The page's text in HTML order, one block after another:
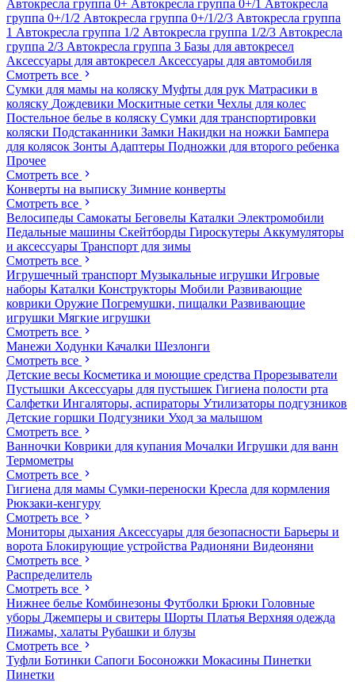
Автокресла группа 0+ Автокресла группа 0+/1 Автокресла
группа 0+/1/2 Автокресла группа 0+/1/2/3 Автокресла группа
1 Автокресла группа 1/2 Автокресла группа 1/2/3 Автокресла
группа 2/3 Автокресла группа 3 Базы для автокресел
Аксессуары для автокресел Аксессуары для автомобиля
Смотреть все
Сумки для мамы на коляску Муфты для рук Матрасики в
коляску Дождевики Москитные сетки Чехлы для колес
Постельное белье в коляску Сумки для транспортировки
коляски Подстаканники Замки Накидки на ножки Бампера
для колясок Зонты Адаптеры Подножки для второго ребенка
Прочее
Смотреть все
Конверты на выписку Зимние конверты
Смотреть все
Велосипеды Самокаты Беговелы Каталки Электромобили
Педальные машины Скейтборды Гироскутеры Аккумуляторы
и аксессуары Транспорт для зимы
Смотреть все
Игрушечный транспорт Музыкальные игрушки Игровые
наборы Каталки Конструкторы Мобили Развивающие
коврики Оружие Погремушки, пищалки Развивающие
игрушки Мягкие игрушки
Смотреть все
Манежи Ходунки Качалки Шезлонги
Смотреть все
Детские весы Косметика и моющие средства Прорезыватели
Пустышки Аксессуары для пустышек Гигиена полости рта
Салфетки Ингаляторы, аспираторы Утилизаторы подгузников
Детские горшки Подгузники Уход за малышом
Смотреть все
Ванночки Коврики для купания Мочалки Игрушки для ванн
Термометры
Смотреть все
Гигиена для мамы Сумки-переноски Кресла для кормления
Рюкзаки-кенгуру
Смотреть все
Мониторы дыхания Аксессуары для безопасности Барьеры и
ворота Блокирующие устройства Радионяни Видеоняни
Смотреть все
Распределитель
Смотреть все
Нижнее белье Комбинезоны Футболки Брюки Головные
уборы Джемперы и свитеры Шорты Платья Верхняя одежда
Пижамы, халаты Рубашки и блузы
Смотреть все
Туфли Ботинки Сапоги Босоножки Мокасины Пинетки
Пинетки